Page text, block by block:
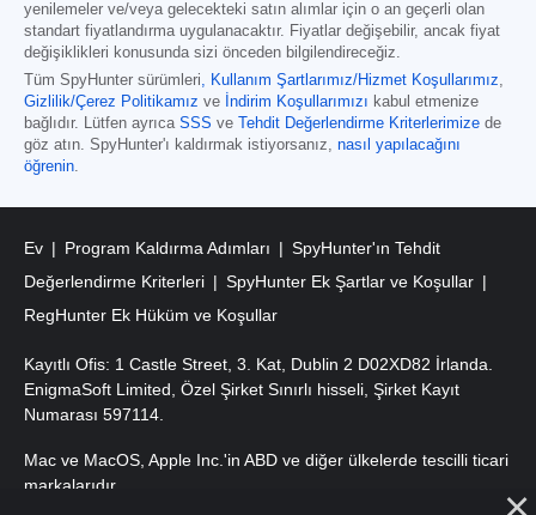
yenilemeler ve/veya gelecekteki satın alımlar için o an geçerli olan
standart fiyatlandırma uygulanacaktır. Fiyatlar değişebilir, ancak fiyat
değişiklikleri konusunda sizi önceden bilgilendireceğiz.
Tüm SpyHunter sürümleri, Kullanım Şartlarımız/Hizmet Koşullarımız,
Gizlilik/Çerez Politikamız ve İndirim Koşullarımızı kabul etmenize
bağlıdır. Lütfen ayrıca SSS ve Tehdit Değerlendirme Kriterlerimize de
göz atın. SpyHunter'ı kaldırmak istiyorsanız, nasıl yapılacağını
öğrenin.
Ev Program Kaldırma Adımları
SpyHunter'ın Tehdit
Değerlendirme Kriterleri
SpyHunter Ek Şartlar ve Koşullar
RegHunter Ek Hüküm ve Koşullar
Kayıtlı Ofis: 1 Castle Street, 3. Kat, Dublin 2 D02XD82 İrlanda.
EnigmaSoft Limited, Özel Şirket Sınırlı hisseli, Şirket Kayıt
Numarası 597114.
Mac ve MacOS, Apple Inc.'in ABD ve diğer ülkelerde tescilli ticari
markalarıdır.